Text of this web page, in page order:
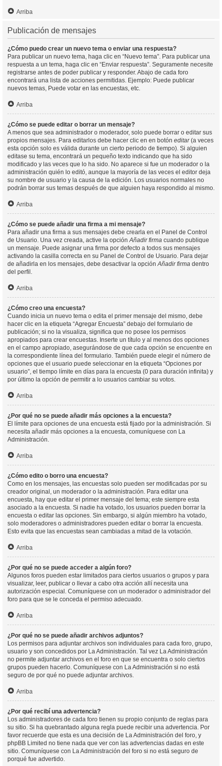
Arriba
Publicación de mensajes
¿Cómo puedo crear un nuevo tema o enviar una respuesta?
Para publicar un nuevo tema, haga clic en “Nuevo tema”. Para publicar una
respuesta a un tema, haga clic en “Enviar respuesta”. Seguramente necesite
registrarse antes de poder publicar y responder. Abajo de cada foro
encontrará una lista de acciones permitidas. Ejemplo: Puede publicar
nuevos temas, Puede votar en las encuestas, etc.
Arriba
¿Cómo se puede editar o borrar un mensaje?
A menos que sea administrador o moderador, solo puede borrar o editar sus
propios mensajes. Para editarlos debe hacer clic en en botón editar(a veces
esta opción solo es válida durante un cierto periodo de tiempo). Si alguien
editase su tema, encontrará un pequeño texto indicando que ha sido
modificado y las veces que lo ha sido. No aparece si fue un moderador o la
administración quién lo editó, aunque la mayoría de las veces el editor deja
su nombre de usuario y la causa de la edición. Los usuarios normales no
podrán borrar sus temas después de que alguien haya respondido al mismo.
Arriba
¿Cómo se puede añadir una firma a mi mensaje?
Para añadir una firma a sus mensajes debe crearla en el Panel de Control
de Usuario. Una vez creada, active la opciónAñadir firma cuando publique
un mensaje. Puede asignar una firma por defecto a todos sus mensajes
activando la casilla correcta en su Panel de Control de Usuario. Para dejar
de añadirla en los mensajes, debe desactivar la opciónAñadir firma dentro
del perfil.
Arriba
¿Cómo creo una encuesta?
Cuando inicia un nuevo tema o edita el primer mensaje del mismo, debe
hacer clic en la etiqueta “Agregar Encuesta” debajo del formulario de
publicación; si no la visualiza, significa que no posee los permisos
apropiados para crear encuestas. Inserte un título y al menos dos opciones
en el campo apropiado, asegurándose de que cada opción se encuentre en
la correspondiente línea del formulario. También puede elegir el número de
opciones que el usuario puede seleccionar en la etiqueta “Opciones por
usuario”, el tiempo límite en días para la encuesta (0 para duración infinita) y
por último la opción de permitir a lo usuarios cambiar su votos.
Arriba
¿Por qué no se puede añadir más opciones a la encuesta?
El límite para opciones de una encuesta está fijado por la administración. Si
necesita añadir más opciones a la encuesta, comuníquese con La
Administración.
Arriba
¿Cómo edito o borro una encuesta?
Como en los mensajes, las encuestas solo pueden ser modificadas por su
creador original, un moderador o la administración. Para editar una
encuesta, hay que editar el primer mensaje del tema; este siempre esta
asociado a la encuesta. Si nadie ha votado, los usuarios pueden borrar la
encuesta o editar las opciones. Sin embargo, si algún miembro ha votado,
solo moderadores o administradores pueden editar o borrar la encuesta.
Esto evita que las encuestas sean cambiadas a mitad de la votación.
Arriba
¿Por qué no se puede acceder a algún foro?
Algunos foros pueden estar limitados para ciertos usuarios o grupos y para
visualizar, leer, publicar o llevar a cabo otra acción allí necesita una
autorización especial. Comuníquese con un moderador o administrador del
foro para que se le conceda el permiso adecuado.
Arriba
¿Por qué no se puede añadir archivos adjuntos?
Los permisos para adjuntar archivos son individuales para cada foro, grupo,
usuario y son concedidos por La Administración. Tal vez La Administración
no permite adjuntar archivos en el foro en que se encuentra o solo ciertos
grupos pueden hacerlo. Comuníquese con La Administración si no está
seguro de por qué no puede adjuntar archivos.
Arriba
¿Por qué recibí una advertencia?
Los administradores de cada foro tienen su propio conjunto de reglas para
su sitio. Si ha quebrantado alguna regla puede recibir una advertencia. Por
favor recuerde que esta es una decisión de La Administración del foro, y
phpBB Limited no tiene nada que ver con las advertencias dadas en este
sitio. Comuníquese con La Administración del foro si no está seguro de
porqué fue advertido.